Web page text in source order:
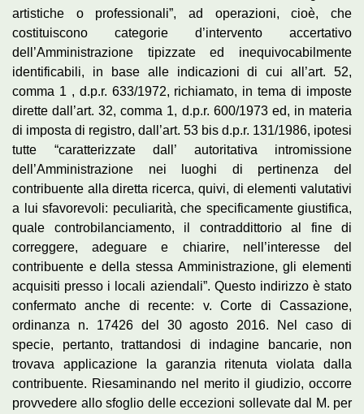
artistiche o professionali”, ad operazioni, cioè, che
costituiscono categorie d’intervento accertativo
dell’Amministrazione tipizzate ed inequivocabilmente
identificabili, in base alle indicazioni di cui all’art. 52,
comma 1 , d.p.r. 633/1972, richiamato, in tema di imposte
dirette dall’art. 32, comma 1, d.p.r. 600/1973 ed, in materia
di imposta di registro, dall’art. 53 bis d.p.r. 131/1986, ipotesi
tutte “caratterizzate dall’ autoritativa intromissione
dell’Amministrazione nei luoghi di pertinenza del
contribuente alla diretta ricerca, quivi, di elementi valutativi
a lui sfavorevoli: peculiarità, che specificamente giustifica,
quale controbilanciamento, il contraddittorio al fine di
correggere, adeguare e chiarire, nell’interesse del
contribuente e della stessa Amministrazione, gli elementi
acquisiti presso i locali aziendali”. Questo indirizzo è stato
confermato anche di recente: v. Corte di Cassazione,
ordinanza n. 17426 del 30 agosto 2016. Nel caso di
specie, pertanto, trattandosi di indagine bancarie, non
trovava applicazione la garanzia ritenuta violata dalla
contribuente. Riesaminando nel merito il giudizio, occorre
provvedere allo sfoglio delle eccezioni sollevate dal M. per